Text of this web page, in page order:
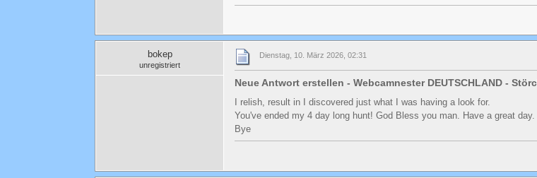
bokep
unregistriert
Dienstag, 10. März 2026, 02:31
Neue Antwort erstellen - Webcamnester DEUTSCHLAND -
I relish, result in I discovered just what I was having a look for.
You've ended my 4 day long hunt! God Bless you man. Have a great day.
Bye